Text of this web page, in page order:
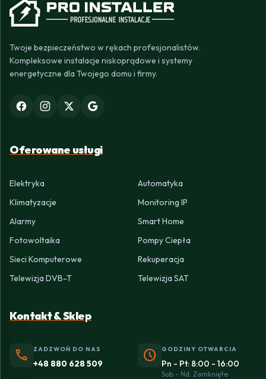
Twoje bezpieczeństwo w rękach profesjonalistów.
Kompleksowe instalacje niskoprądowe i systemy
energetyczne dla Twojego domu i firmy.
Oferowane usługi
Elektryka
Automatyka
Klimatyzacje
Monitoring IP
Alarmy
Smart Home
Fotowoltaika
Pompy Ciepła
Sieci Komputerowe
Rekuperacja
Telewizja DVB-T
Telewizja SAT
Kontakt & Sklep
phone ZADZWOŃ DO NAS
+48 880 628 509 schedule GODZINY OTWARCIA
Pn - Pt: 8:00 - 16:00
Sob - Nd: Zamknięte